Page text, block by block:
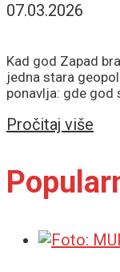
07.03.2026
Kad god Zapad
jedna stara
ponavlja: gde god
Pročitaj više